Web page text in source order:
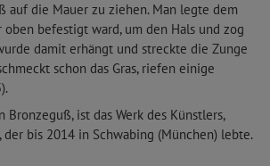
auf die Mauer zu ziehen. Man legte dem
befestigt ward, um den Hals und zog
damit erhängt und streckte die Zunge
schon das Gras, riefen einige
Bronzeguß, ist das Werk des Künstlers,
der bis 2014 in Schwabing (München) lebte.